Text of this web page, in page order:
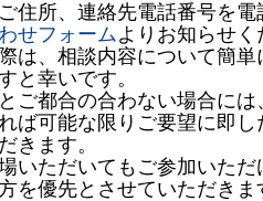
住所、連絡先電話番号を電
せフォームよりお知らせく
は、相談内容について簡単
と幸いです。
ご都合の合わない場合には
ば可能な限りご要望に即し
きます。
いただいてもご参加いただ
を優先とさせていただきま